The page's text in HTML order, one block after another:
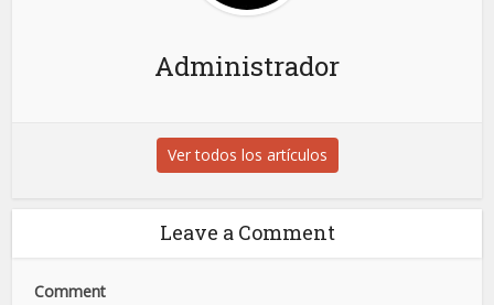
Administrador
Ver todos los artículos
Leave a Comment
Comment